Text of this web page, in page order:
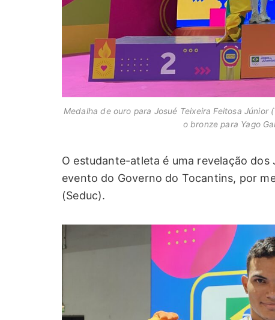
Medalha de ouro para Josué Teixeira Feitosa
o bronze para Yago
O estudante-atleta é uma revelação
evento do Governo do Tocantins, por
(Seduc).